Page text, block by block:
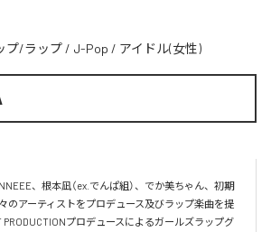
プ/ラップ / J-Pop / アイドル(女性)
、根本凪（ex.でんぱ組）、でか美ちゃん、初期
のアーティストをプロデュース及びラップ楽曲を提
PRODUCTIONプロデュースによるガールズラップグ